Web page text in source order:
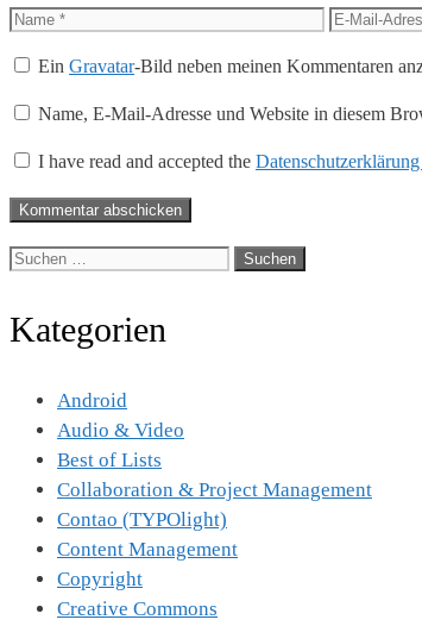
Name
E-
Adresse
EinGravatar-Bild neben meinen Kommentaren
Name, E-Mail-Adresse und Website in diesem
I have read and accepted the Datenschutzerklärung
Suche
Kategorien
Android
Audio & Video
Best of Lists
Collaboration & Project Management
Contao (TYPOlight)
Content Management
Copyright
Creative Commons